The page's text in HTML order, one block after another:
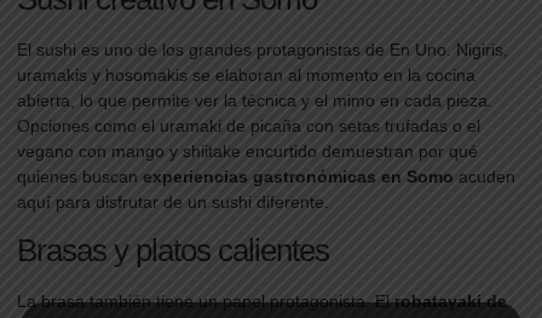
El sushi es uno de los grandes protagonistas de En Uno. Nigiris,
uramakis y hosomakis se elaboran al momento en la cocina
abierta, lo que permite ver la técnica y el mimo en cada pieza.
Opciones como el uramaki de picaña con setas trufadas o el
vegano con mango y shiitake encurtido demuestran por qué
quienes buscan experiencias gastronómicas en Somo acuden
aquí para disfrutar de un sushi diferente.
Brasas y platos calientes
La brasa también tiene un papel protagonista. Elrobatayaki de